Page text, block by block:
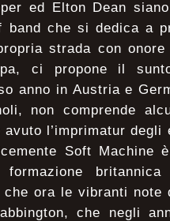
ed Elton Dean
band che si dedica a
strada con
ci propone il
anno in Austria e
non comprende
avuto l’imprimatur
Soft Machine
che ora le vibranti
che negli